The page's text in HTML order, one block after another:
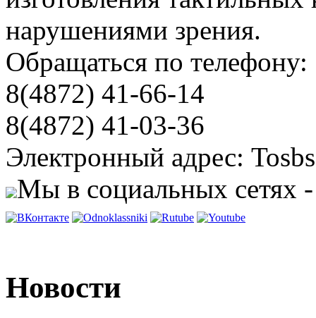
нарушениями зрения.
Обращаться по телефону:
8(4872) 41-66-14
8(4872) 41-03-36
Электронный адрес:
Мы в социальных сетях
Новости